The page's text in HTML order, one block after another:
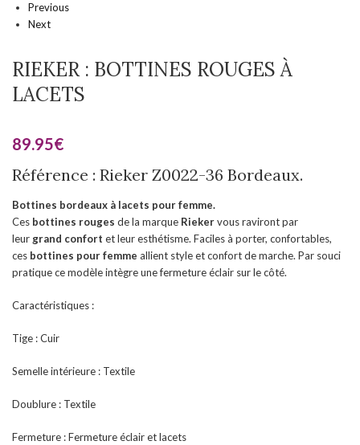
Previous
Next
RIEKER : BOTTINES ROUGES À
LACETS
89.95€
Référence : Rieker Z0022-36 Bordeaux.
Bottines bordeaux à lacets pour femme.
Ces bottines rouges de la marque Riekervous raviront par
leur grand confort et leur esthétisme. Faciles à porter, confortables,
ces bottines pour femme allient style et confort de marche. Par souci
pratique ce modèle intègre une fermeture éclair sur le côté.
Caractéristiques :
Tige : Cuir
Semelle intérieure : Textile
Doublure : Textile
Fermeture : Fermeture éclair et lacets